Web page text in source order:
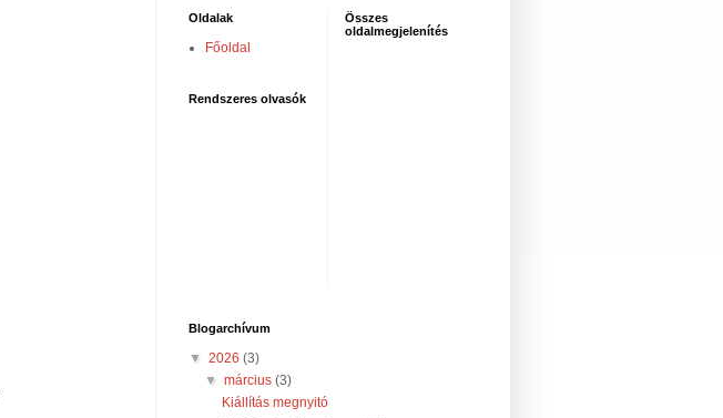
Oldalak
Főoldal
Rendszeres olvasók
Összes
oldalmegjelenítés
Blogarchívum
▼ 2026 (3)
▼március(3)
Kiállítás megnyitó